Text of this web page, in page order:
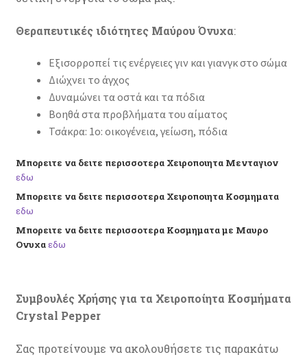
Θεραπευτικές ιδιότητες Μαύρου Όνυχα:
Εξισορροπεί τις ενέργειες γιν και γιανγκ στο σώμα
Διώχνει το άγχος
Δυναμώνει τα οστά και τα πόδια
Βοηθά στα προβλήματα του αίματος
Τσάκρα: 1ο: οικογένεια, γείωση, πόδια
Μπορειτε να δειτε περισσοτερα Χειροποιητα Μενταγιον
εδω
Μπορειτε να δειτε περισσοτερα Χειροποιητα Κοσμηματα
εδω
Μπορειτε να δειτε περισσοτερα Κοσμηματα με Μαυρο
Ονυχα εδω
Συμβουλές Χρήσης για τα Χειροποίητα Κοσμήματα
Crystal Pepper
Σας προτείνουμε να ακολουθήσετε τις παρακάτω